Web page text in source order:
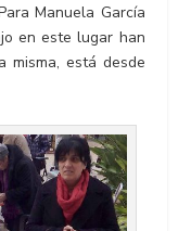
Manuela García
en este lugar han
misma, está desde